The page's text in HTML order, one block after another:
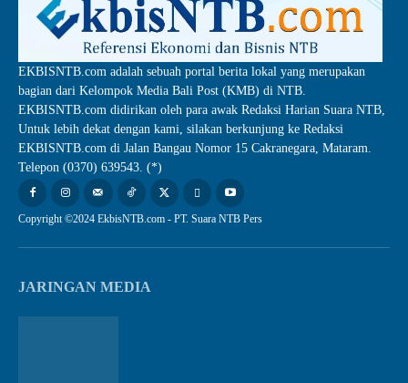
EKBISNTB.com adalah sebuah portal berita lokal yang merupakan
bagian dari Kelompok Media Bali Post (KMB) di NTB.
EKBISNTB.com didirikan oleh para awak Redaksi Harian Suara NTB,
Untuk lebih dekat dengan kami, silakan berkunjung ke Redaksi
EKBISNTB.com di Jalan Bangau Nomor 15 Cakranegara, Mataram.
Telepon (0370) 639543. (*)
Copyright ©2024 EkbisNTB.com - PT. Suara NTB Pers
JARINGAN MEDIA